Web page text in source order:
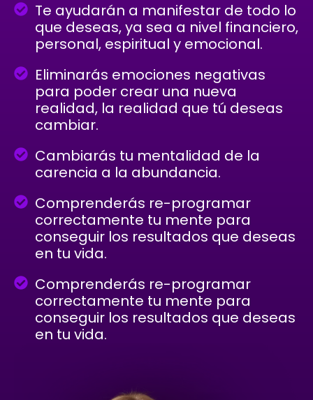
Te ayudarán a manifestar de todo lo
que deseas, ya sea a nivel financiero,
personal, espiritual y emocional.
Eliminarás emociones negativas
para poder crear una nueva
realidad, la realidad que tú deseas
cambiar.
Cambiarás tu mentalidad de la
carencia a la abundancia.
Comprenderás re-programar
correctamente tu mente para
conseguir los resultados que deseas
en tu vida.
Comprenderás re-programar
correctamente tu mente para
conseguir los resultados que deseas
en tu vida.